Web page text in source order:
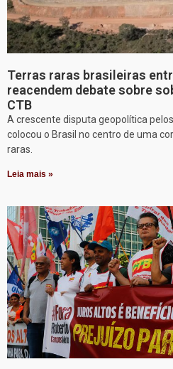
Terras raras brasileiras
reacendem debate sobre
CTB
A crescente disputa geopolítica
colocou o Brasil no centro de uma
raras.
Leia mais »